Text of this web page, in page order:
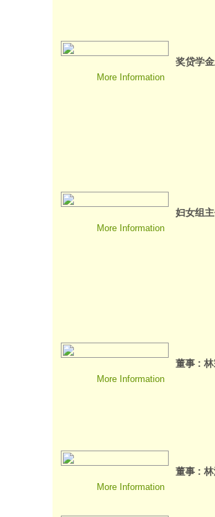
奖贷学
More Information
妇女组
More Information
董事 :
More Information
董事 :
More Information